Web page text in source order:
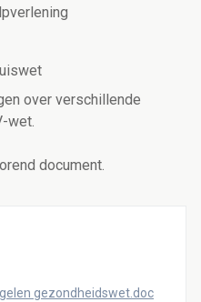
over verschillende
wet.
document.
gezondheidswet.doc